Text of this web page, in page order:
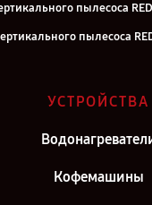
пылесоса
пылесоса
пылесоса
пылесоса
УСТРОЙСТВА
Кофемашины